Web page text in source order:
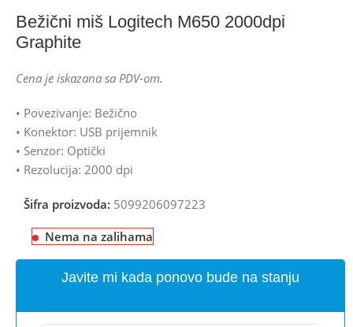
Bežični miš Logitech M650 2000dpi
Graphite
Cena je iskazana sa PDV-om.
• Povezivanje: Bežično
• Konektor: USB prijemnik
• Senzor: Optički
• Rezolucija: 2000 dpi
Šifra proizvoda: 5099206097223
Nema na zalihama
Javite mi kada ponovo bude na stanju